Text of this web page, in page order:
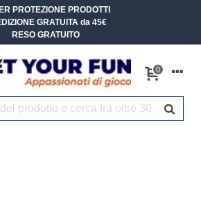
PROTEZIONE PRODOTTI
GRATUITA da 45€
RESO GRATUITO
0